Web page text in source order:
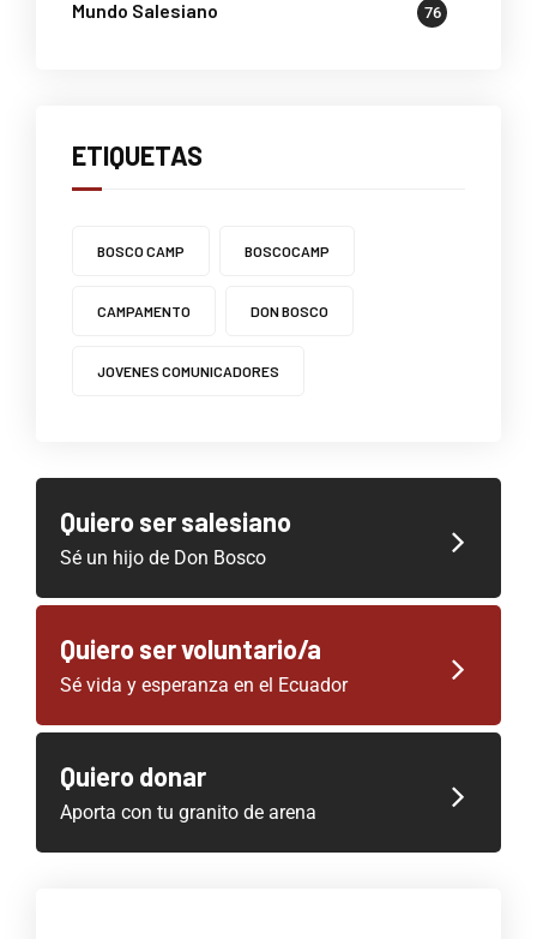
Mundo Salesiano 76
ETIQUETAS
BOSCO CAMP BOSCOCAMP
CAMPAMENTO DON BOSCO
JOVENES COMUNICADORES
Quiero ser salesiano
Sé un hijo de Don Bosco
Quiero ser voluntario/a
Sé vida y esperanza en el Ecuador
Quiero donar
Aporta con tu granito de arena